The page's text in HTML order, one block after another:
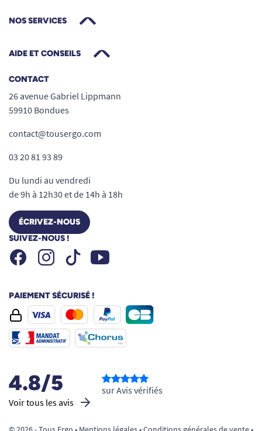
NOS SERVICES
AIDE ET CONSEILS
CONTACT
26 avenue Gabriel Lippmann
59910 Bondues
contact@tousergo.com
03 20 81 93 89
Du lundi au vendredi
de 9h à 12h30 et de 14h à 18h
ÉCRIVEZ-NOUS
SUIVEZ-NOUS !
FacebookInstagramTiktok Youtube
PAIEMENT SÉCURISÉ !
4.8/5
Voir tous les avis
sur Avis vérifiés